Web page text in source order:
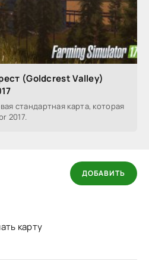
(Goldcrest Valley)
стандартная карта, которая
2017.
ДОБАВИТЬ
карту